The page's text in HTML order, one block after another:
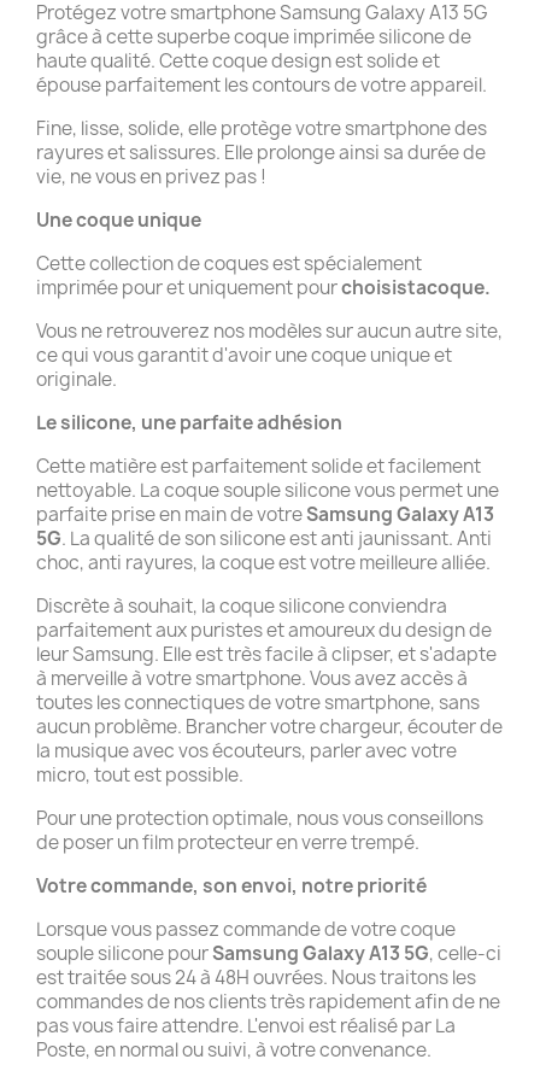
Protégez votre smartphone Samsung Galaxy A13 5G
grâce à cette superbe coque imprimée silicone de
haute qualité. Cette coque design est solide et
épouse parfaitement les contours de votre appareil.
Fine, lisse, solide, elle protège votre smartphone des
rayures et salissures. Elle prolonge ainsi sa durée de
vie, ne vous en privez pas !
Une coque unique
Cette collection de coques est spécialement
imprimée pour et uniquement pourchoisistacoque.
Vous ne retrouverez nos modèles sur aucun autre site,
ce qui vous garantit d'avoir une coque unique et
originale.
Le silicone, une parfaite adhésion
Cette matière est parfaitement solide et facilement
nettoyable. La coque souple silicone vous permet une
parfaite prise en main de votreSamsung Galaxy A13
5G. La qualité de son silicone est anti jaunissant. Anti
choc, anti rayures, la coque est votre meilleure alliée.
Discrète à souhait, la coque silicone conviendra
parfaitement aux puristes et amoureux du design de
leur Samsung. Elle est très facile à clipser, et s'adapte
à merveille à votre smartphone. Vous avez accès à
toutes les connectiques de votre smartphone, sans
aucun problème. Brancher votre chargeur, écouter de
la musique avec vos écouteurs, parler avec votre
micro, tout est possible.
Pour une protection optimale, nous vous conseillons
de poser un film protecteur en verre trempé.
Votre commande, son envoi, notre priorité
Lorsque vous passez commande de votre coque
souple silicone pourSamsung Galaxy A13 5G, celle-ci
est traitée sous 24 à 48H ouvrées. Nous traitons les
commandes de nos clients très rapidement afin de ne
pas vous faire attendre. L'envoi est réalisé par La
Poste, en normal ou suivi, à votre convenance.